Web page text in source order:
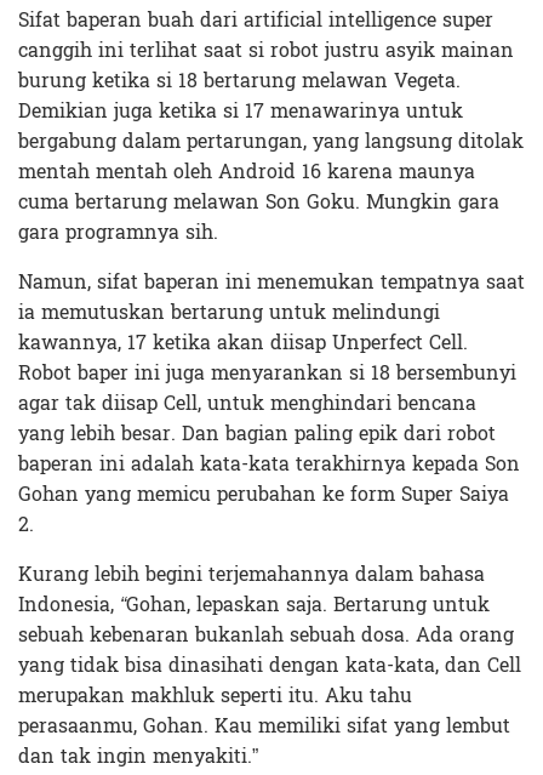
Sifat baperan buah dari artificial intelligence super
canggih ini terlihat saat si robot justru asyik mainan
burung ketika si 18 bertarung melawan Vegeta.
Demikian juga ketika si 17 menawarinya untuk
bergabung dalam pertarungan, yang langsung ditolak
mentah mentah oleh Android 16 karena maunya
cuma bertarung melawan Son Goku. Mungkin gara
gara programnya sih.
Namun, sifat baperan ini menemukan tempatnya saat
ia memutuskan bertarung untuk melindungi
kawannya, 17 ketika akan diisap Unperfect Cell.
Robot baper ini juga menyarankan si 18 bersembunyi
agar tak diisap Cell, untuk menghindari bencana
yang lebih besar. Dan bagian paling epik dari robot
baperan ini adalah kata-kata terakhirnya kepada Son
Gohan yang memicu perubahan ke form Super Saiya
2.
Kurang lebih begini terjemahannya dalam bahasa
Indonesia, “Gohan, lepaskan saja. Bertarung untuk
sebuah kebenaran bukanlah sebuah dosa. Ada orang
yang tidak bisa dinasihati dengan kata-kata, dan Cell
merupakan makhluk seperti itu. Aku tahu
perasaanmu, Gohan. Kau memiliki sifat yang lembut
dan tak ingin menyakiti.”